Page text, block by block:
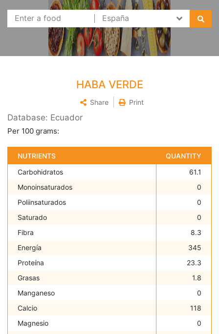
HABA VERDE
Share Print
Database: Ecuador
Per 100 grams:
NUTRIENTS
QUANTITY
Carbohidratos
61.1
Monoinsaturados
0
Poliinsaturados
0
Saturado
0
Fibra
8.3
Energía
345
Proteína
23.3
Grasas
1.8
Manganeso
0
Calcio
118
Magnesio
0